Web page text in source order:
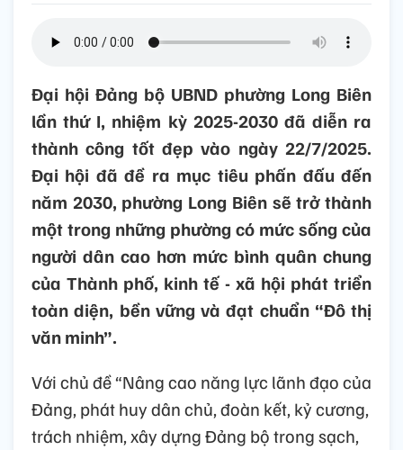
Đại hội Đảng bộ UBND phường Long Biên
lần thứ I, nhiệm kỳ 2025-2030 đã diễn ra
thành công tốt đẹp vào ngày 22/7/2025.
Đại hội đã đề ra mục tiêu phấn đấu đến
năm 2030, phường Long Biên sẽ trở thành
một trong những phường có mức sống của
người dân cao hơn mức bình quân chung
của Thành phố, kinh tế - xã hội phát triển
toàn diện, bền vững và đạt chuẩn “Đô thị
văn minh”.
Với chủ đề “Nâng cao năng lực lãnh đạo của
Đảng, phát huy dân chủ, đoàn kết, kỷ cương,
trách nhiệm, xây dựng Đảng bộ trong sạch,